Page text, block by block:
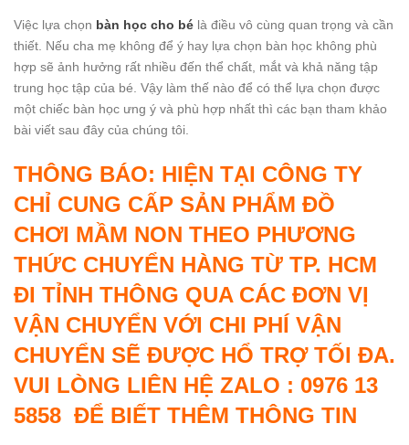
Việc lựa chọn bàn học cho bé là điều vô cùng quan trọng và cần
thiết. Nếu cha mẹ không để ý hay lựa chọn bàn học không phù
hợp sẽ ảnh hưởng rất nhiều đến thể chất, mắt và khả năng tập
trung học tập của bé. Vậy làm thế nào để có thể lựa chọn được
một chiếc bàn học ưng ý và phù hợp nhất thì các bạn tham khảo
bài viết sau đây của chúng tôi.
THÔNG BÁO: HIỆN TẠI CÔNG TY
CHỈ CUNG CẤP SẢN PHẨM ĐỒ
CHƠI MẦM NON THEO PHƯƠNG
THỨC CHUYỂN HÀNG TỪ TP. HCM
ĐI TỈNH THÔNG QUA CÁC ĐƠN VỊ
VẬN CHUYỂN VỚI CHI PHÍ VẬN
CHUYỂN SẼ ĐƯỢC HỔ TRỢ TỐI ĐA.
VUI LÒNG LIÊN HỆ ZALO : 0976 13
5858 ĐỂ BIẾT THÊM THÔNG TIN